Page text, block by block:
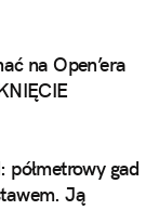
na Open’era
gad
Ją